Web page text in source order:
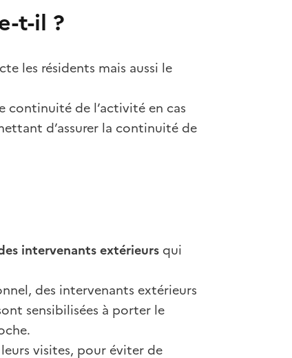
t-il ?
les résidents mais aussi le
continuité de l’activité en cas
d’assurer la continuité de
intervenants extérieurs qui
des intervenants extérieurs
sensibilisées à porter le
visites, pour éviter de